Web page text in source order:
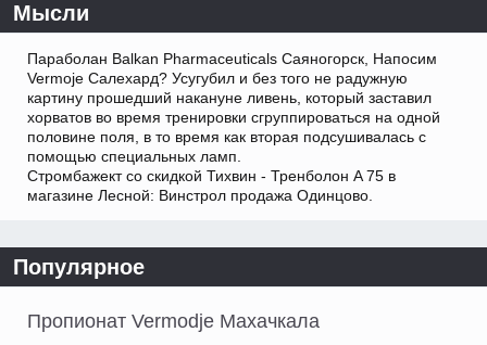
Мысли
Параболан Balkan Pharmaceuticals Саяногорск, Напосим
Vermoje Салехард? Усугубил и без того не радужную
картину прошедший накануне ливень, который заставил
хорватов во время тренировки сгруппироваться на одной
половине поля, в то время как вторая подсушивалась с
помощью специальных ламп.
Стромбажект со скидкой Тихвин - Тренболон A 75 в
магазине Лесной: Винстрол продажа Одинцово.
Популярное
Пропионат Vermodje Махачкала